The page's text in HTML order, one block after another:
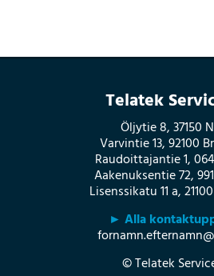
Telatek
Öljytie 8, 37150
Varvintie 13, 92100
Raudoittajantie 1,
Aakenuksentie 72,
Lisenssikatu 11 a,
► Alla
© Telatek